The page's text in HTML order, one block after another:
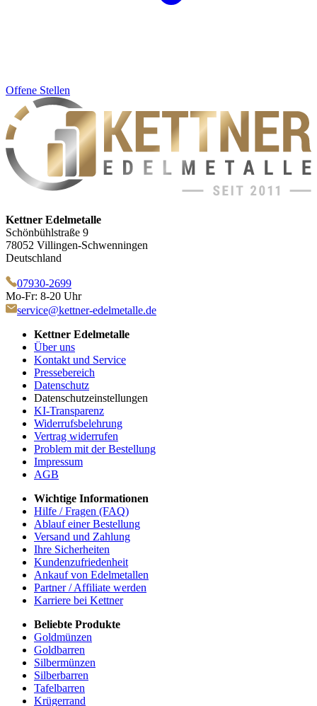
Offene Stellen
Kettner Edelmetalle
Schönbühlstraße 9
78052 Villingen-Schwenningen
Deutschland
07930-2699
Mo-Fr: 8-20 Uhr
service@kettner-edelmetalle.de
Kettner Edelmetalle
Über uns
Kontakt und Service
Pressebereich
Datenschutz
Datenschutzeinstellungen
KI-Transparenz
Widerrufsbelehrung
Vertrag widerrufen
Problem mit der Bestellung
Impressum
AGB
Wichtige Informationen
Hilfe / Fragen (FAQ)
Ablauf einer Bestellung
Versand und Zahlung
Ihre Sicherheiten
Kundenzufriedenheit
Ankauf von Edelmetallen
Partner / Affiliate werden
Karriere bei Kettner
Beliebte Produkte
Goldmünzen
Goldbarren
Silbermünzen
Silberbarren
Tafelbarren
Krügerrand